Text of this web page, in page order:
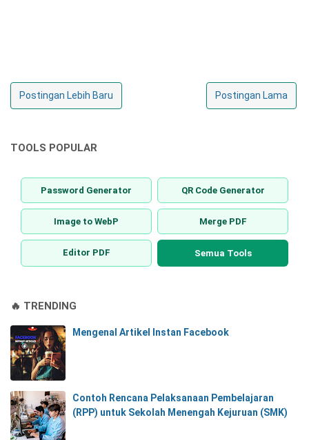
Postingan Lebih Baru Postingan Lama
TOOLS POPULAR
Password Generator QR Code Generator
Image to WebP Merge PDF
Editor PDF Semua Tools
🔥 TRENDING
Mengenal Artikel Instan Facebook
Contoh Rencana Pelaksanaan Pembelajaran
(RPP) untuk Sekolah Menengah Kejuruan (SMK)